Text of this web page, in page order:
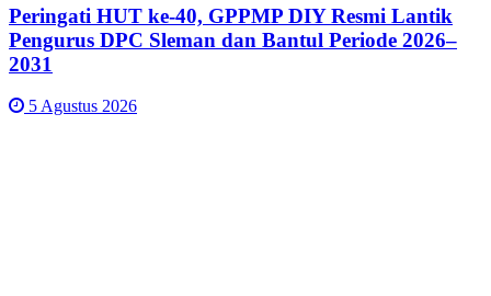
Peringati HUT ke-40, GPPMP DIY Resmi Lantik
Pengurus DPC Sleman dan Bantul Periode 2026–
2031
5 Agustus 2026